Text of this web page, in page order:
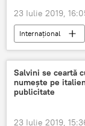
23 Iulie 2019,
Internaţional
Marea Britanie
Brexit. Marea
Salvini se ceartă
numește pe
publicitate
23 Iulie 2019,